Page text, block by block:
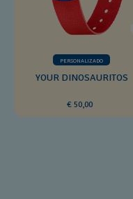
PERSONALIZADO
YOUR DINOSAURITOS
€ 50,00